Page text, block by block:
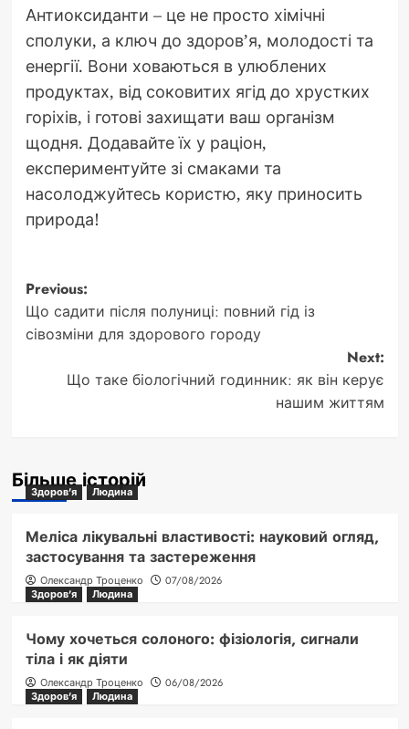
Антиоксиданти – це не просто хімічні
сполуки, а ключ до здоров’я, молодості та
енергії. Вони ховаються в улюблених
продуктах, від соковитих ягід до хрустких
горіхів, і готові захищати ваш організм
щодня. Додавайте їх у раціон,
експериментуйте зі смаками та
насолоджуйтесь користю, яку приносить
природа!
Post
navigation
Previous:
Що садити після полуниці: повний гід із
сівозміни для здорового городу
Next:
Що таке біологічний годинник: як він керує
нашим життям
Більше історій
Здоров'я Людина
Меліса лікувальні властивості: науковий огляд,
застосування та застереження
Олександр Троценко
07/08/2026
Здоров'я
Людина
Чому хочеться солоного: фізіологія, сигнали
тіла і як діяти
Олександр Троценко
06/08/2026
Здоров'я
Людина